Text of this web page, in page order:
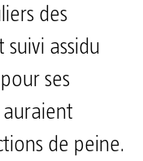
des
assidu
ses
auraient
de peine.